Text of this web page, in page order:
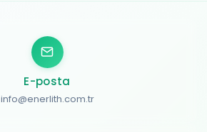
E-posta
info@enerlith.com.tr